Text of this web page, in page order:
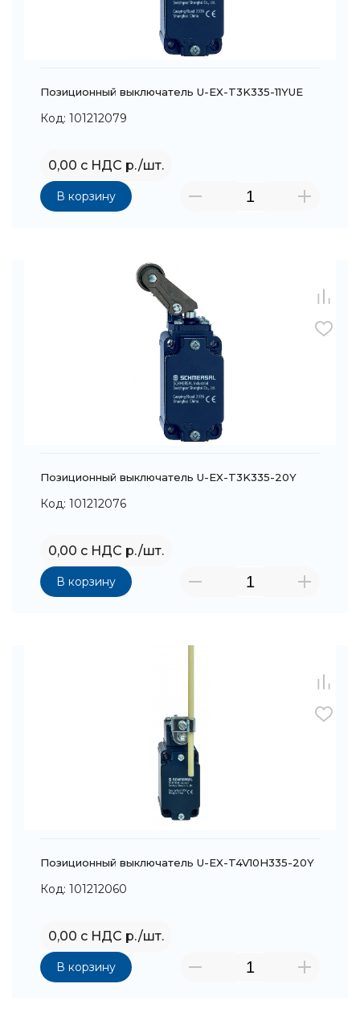
Позиционный выключатель U-EX-T3K335-11YUE
Код: 101212079
0,00 с НДС р./шт.
В корзину
Позиционный выключатель U-EX-T3K335-20Y
Код: 101212076
0,00 с НДС р./шт.
В корзину
Позиционный выключатель U-EX-T4V10H335-20Y
Код: 101212060
0,00 с НДС р./шт.
В корзину